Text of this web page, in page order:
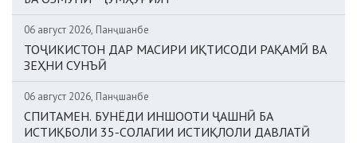
06 август 2026, Панҷшанбе
ТОҶИКИСТОН ДАР МАСИРИ ИҚТИСОДИ РАҚАМӢ ВА
ЗЕҲНИ СУНЪӢ
06 август 2026, Панҷшанбе
СПИТАМЕН. БУНЁДИ ИНШООТИ ҶАШНӢ БА
ИСТИҚБОЛИ 35-СОЛАГИИ ИСТИҚЛОЛИ ДАВЛАТӢ